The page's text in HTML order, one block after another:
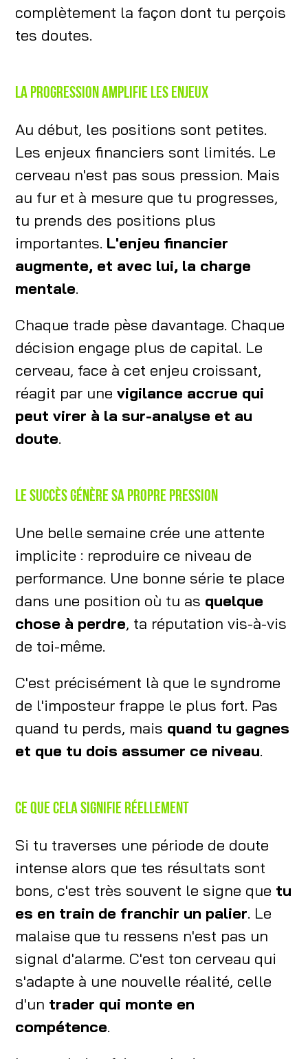
complètement la façon dont tu perçois
tes doutes.
La progression amplifie les enjeux
Au début, les positions sont petites.
Les enjeux financiers sont limités. Le
cerveau n'est pas sous pression. Mais
au fur et à mesure que tu progresses,
tu prends des positions plus
importantes. L'enjeu financier
augmente, et avec lui, la charge
mentale.
Chaque trade pèse davantage. Chaque
décision engage plus de capital. Le
cerveau, face à cet enjeu croissant,
réagit par unevigilance accrue qui
peut virer à la sur-analyse et au
doute.
Le succès génère sa propre pression
Une belle semaine crée une attente
implicite : reproduire ce niveau de
performance. Une bonne série te place
dans une position où tu as quelque
chose à perdre, ta réputation vis-à-vis
de toi-même.
C'est précisément là que le syndrome
de l'imposteur frappe le plus fort. Pas
quand tu perds, mais quand tu gagnes
et que tu dois assumer ce niveau.
Ce que cela signifie réellement
Si tu traverses une période de doute
intense alors que tes résultats sont
bons, c'est très souvent le signe que tu
es en train de franchir un palier. Le
malaise que tu ressens n'est pas un
signal d'alarme. C'est ton cerveau qui
s'adapte à une nouvelle réalité, celle
d'un trader qui monte en
compétence.